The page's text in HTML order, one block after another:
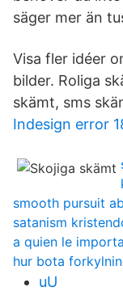
säger mer än
Visa fler idéer
bilder. Roliga
skämt, sms
Indesign error
smooth pursuit
satanism
a quien le importa
hur bota
uU